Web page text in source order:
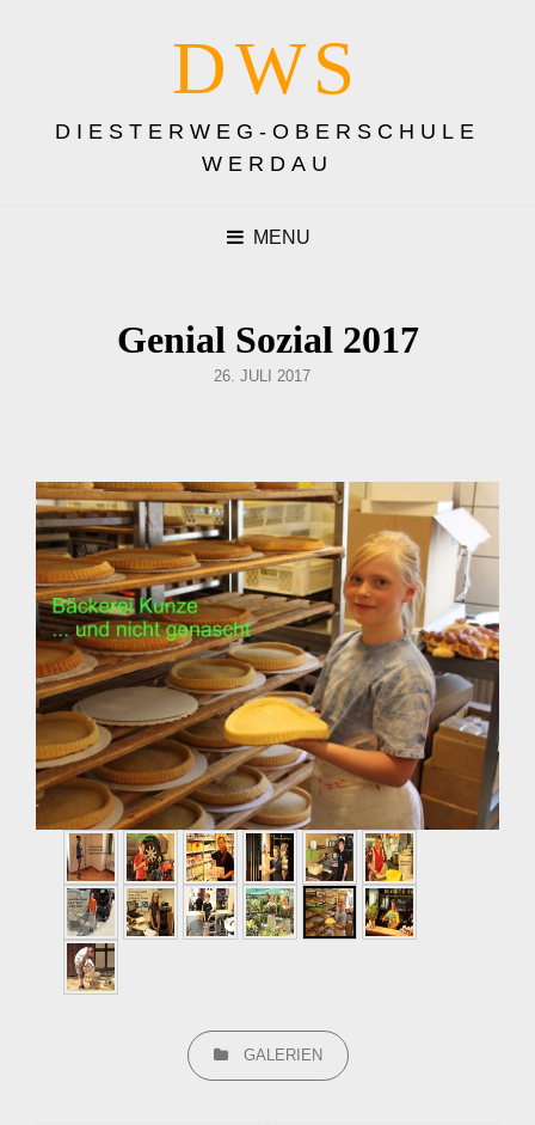
DWS
DIESTERWEG-OBERSCHULE
WERDAU
MENU
Genial Sozial 2017
POSTED
26. JULI 2017
CATEGORIES
GALERIEN